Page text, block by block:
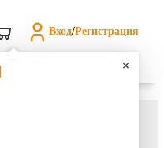
Вход/Регистрация
Поиск